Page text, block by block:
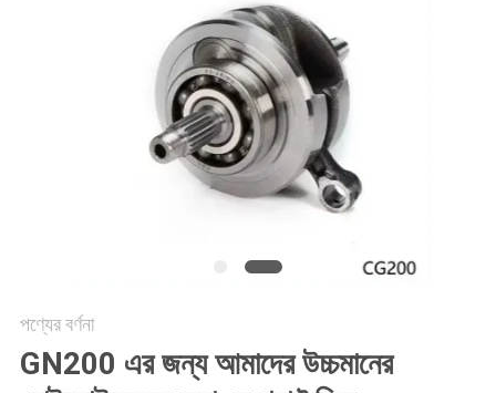
পণ্যের বর্ণনা
GN200 এর জন্য আমাদের উচ্চমানের